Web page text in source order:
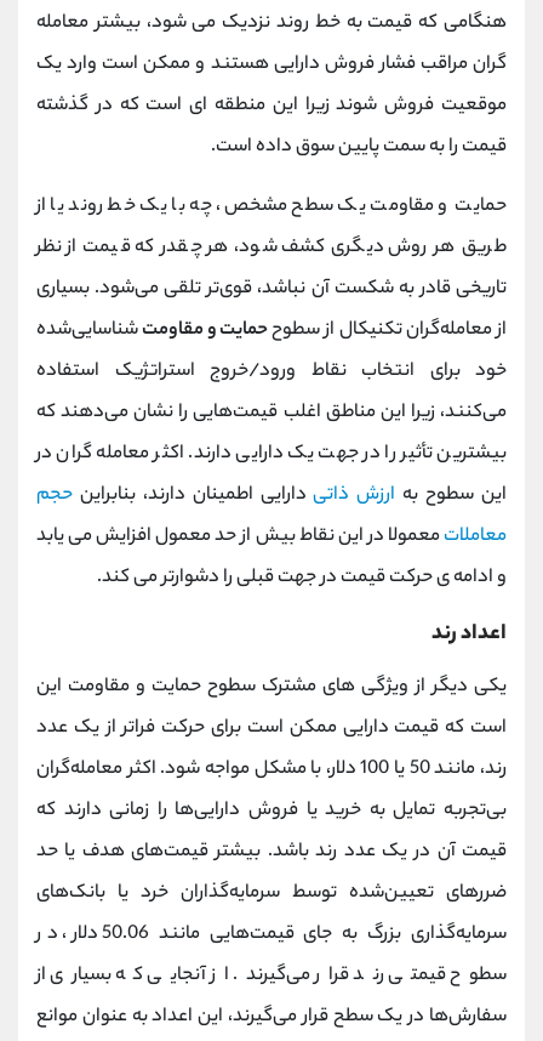
هنگامی که قیمت به خط روند نزدیک می شود، بیشتر معامله
گران مراقب فشار فروش دارایی هستند و ممکن است وارد یک
موقعیت فروش شوند زیرا این منطقه ای است که در گذشته
قیمت را به سمت پایین سوق داده است.
حمایت و مقاومت یک سطح مشخص، چه با یک خط روند یا از
طریق هر روش دیگری کشف شود، هر چقدر که قیمت از نظر
تاریخی قادر به شکست آن نباشد، قوی‌تر تلقی می‌شود. بسیاری
از معامله‌گران تکنیکال از سطوححمایت و مقاومتشناسایی‌شده
خود برای انتخاب نقاط ورود/خروج استراتژیک استفاده
می‌کنند، زیرا این مناطق اغلب قیمت‌هایی را نشان می‌دهند که
بیشترین تأثیر را در جهت یک دارایی دارند. اکثر معامله گران در
این سطوح به ارزش ذاتیدارایی اطمینان دارند، بنابراین حجم
معاملاتمعمولا در این نقاط بیش از حد معمول افزایش می یابد
و ادامه ی حرکت قیمت در جهت قبلی را دشوارتر می کند.
اعداد رند
یکی دیگر از ویژگی های مشترک سطوح حمایت و مقاومت این
است که قیمت دارایی ممکن است برای حرکت فراتر از یک عدد
رند، مانند 50 یا 100 دلار، با مشکل مواجه شود. اکثر معامله‌گران
بی‌تجربه تمایل به خرید یا فروش دارایی‌ها را زمانی دارند که
قیمت آن در یک عدد رند باشد. بیشتر قیمت‌های هدف یا حد
ضررهای تعیین‌شده توسط سرمایه‌گذاران خرد یا بانک‌های
سرمایه‌گذاری بزرگ به جای قیمت‌هایی مانند 50.06 دلار، در
سطوح قیمتی رند قرار می‌گیرند. از آنجایی که بسیاری از
سفارش‌ها در یک سطح قرار می‌گیرند، این اعداد به عنوان موانع